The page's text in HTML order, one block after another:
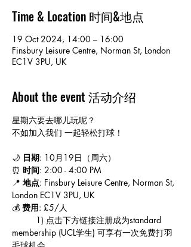
Time & Location 时间&地点
19 Oct 2024, 14:00 – 16:00
Finsbury Leisure Centre, Norman St, London
EC1V 3PU, UK
About the event 活动介绍
星期六要去哪儿玩呢？
不如加入我们 一起轻松打球！
🌙 日期: 10月19日（周六）
⏰ 时间: 2:00 - 4:00 PM
📍 地点: Finsbury Leisure Centre, Norman St,
London EC1V 3PU, UK
💰 费用: £5/人
membership (UCL学生) 可享有一次免费打羽